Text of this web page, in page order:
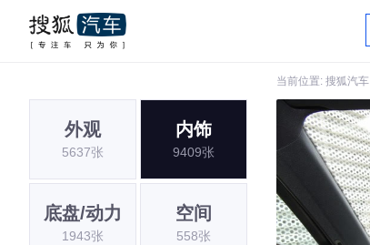
当前位置: 搜狐汽车
外观
5637张
内饰
9409张
底盘/动力
1943张
空间
558张